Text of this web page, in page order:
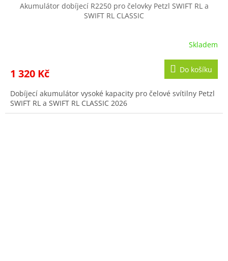
Akumulátor dobíjecí R2250 pro čelovky Petzl SWIFT RL a
SWIFT RL CLASSIC
Skladem
1 320 Kč Do košíku
Dobíjecí akumulátor vysoké kapacity pro čelové svítilny Petzl
SWIFT RL a SWIFT RL CLASSIC 2026